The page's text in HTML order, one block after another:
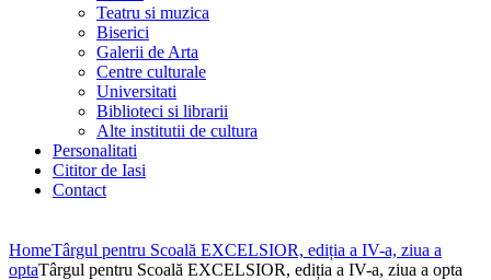
Teatru si muzica
Biserici
Galerii de Arta
Centre culturale
Universitati
Biblioteci si librarii
Alte institutii de cultura
Personalitati
Cititor de Iasi
Contact
HomeTârgul pentru Scoală EXCELSIOR, ediția a IV-a, ziua a
optaTârgul pentru Scoală EXCELSIOR, ediția a IV-a, ziua a opta